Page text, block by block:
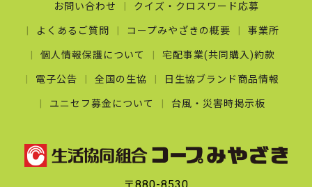
お問い合わせ クイズ・クロスワード応募
よくあるご質問 コープみやざきの概要 事業所
個人情報保護について 宅配事業(共同購入)約款
電子公告 全国の生協 日生協ブランド商品情報
ユニセフ募金について 台風・災害時掲示板